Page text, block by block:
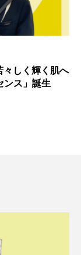
々しく輝く肌へ
ンス」誕生